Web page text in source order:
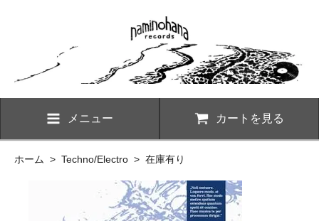
メニュー カートを見る
ホーム > Techno/Electro > 在庫有り